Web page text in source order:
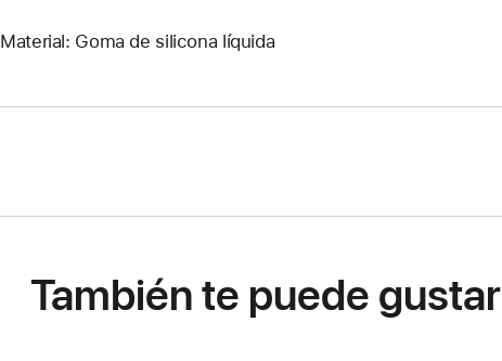
Material: Goma de silicona líquida
También te puede gustar